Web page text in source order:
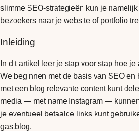
slimme SEO-strategieën kun je
bezoekers naar je website of portfolio
Inleiding
In dit artikel leer je stap voor stap hoe
We beginnen met de basis van SEO
met een blog relevante content kunt
media — met name Instagram —
je eventueel betaalde links kunt
gastblog.